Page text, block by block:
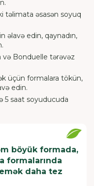
təlimata əsasən soyuq
əlavə edin, qaynadın,
və Bonduelle tərəvəz
üçün formalara tökün,
edin.
5 saat soyuducuda
böyük formada,
formalarında
daha tez